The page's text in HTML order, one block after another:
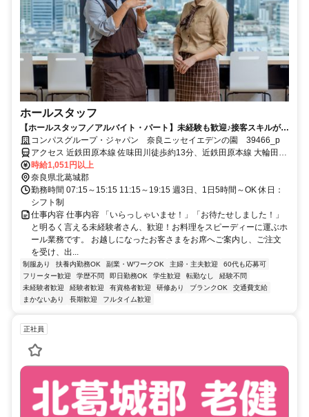
ホールスタッフ
【ホールスタッフ／アルバイト・パート】未経験も歓迎♪接客スキルが活
かせる！
コンパスグループ・ジャパン 奈良ニッセイエデンの園 39466_p
アクセス 近鉄田原本線 佐味田川徒歩約13分、近鉄田原本線 大輪田徒
歩約17分、近鉄田原本線 池部徒歩約20分 奈良交通バス「高塚台一丁
目」バス停徒歩約3分
時給1,051円以上
奈良県北葛城郡
勤務時間 07:15～15:15 11:15～19:15 週3日、1日5時間～OK 休日：
シフト制
仕事内容 仕事内容 「いらっしゃいませ！」「お待たせしました！」
と明るく言える未経験者さん、歓迎！お料理をスピーディーに運ぶホ
ール業務です。 お越しになったお客さまをお席へご案内し、ご注文
を受け、出...
制服あり 扶養内勤務OK 副業・WワークOK 主婦・主夫歓迎
60代も応募可
フリーター歓迎
学歴不問 即日勤務OK 学生歓迎 転勤なし
経験不問
未経験者歓迎
経験者歓迎 有資格者歓迎 研修あり ブランクOK
交通費支給
まかないあり
長期歓迎 フルタイム歓迎
正社員